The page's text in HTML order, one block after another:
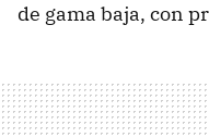
de gama baja, con